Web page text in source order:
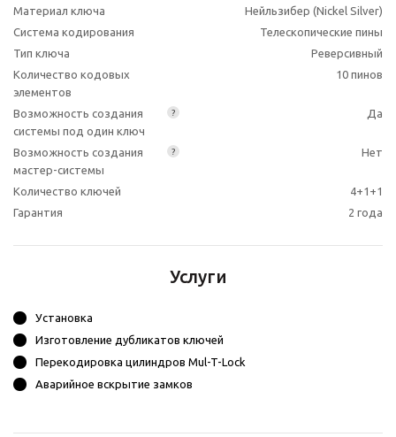
Материал ключа
Нейльзибер (Nickel Silver)
Система кодирования
Телескопические пины
Тип ключа
Реверсивный
Количество кодовых
элементов
10 пинов
?
Возможность создания
системы под один ключ
Да
?
Возможность создания
мастер-системы
Нет
Количество ключей
4+1+1
Гарантия
2 года
Услуги
Установка
Изготовление дубликатов ключей
Перекодировка цилиндров Mul-T-Lock
Аварийное вскрытие замков